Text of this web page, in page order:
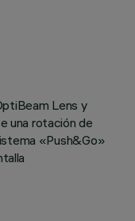
Lens y
una rotación de
«Push&Go»